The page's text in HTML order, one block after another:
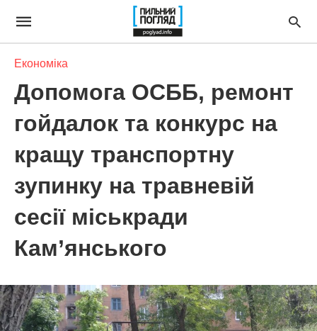
Економіка
Допомога ОСББ, ремонт
гойдалок та конкурс на
кращу транспортну
зупинку на травневій
сесії міськради
Кам’янського